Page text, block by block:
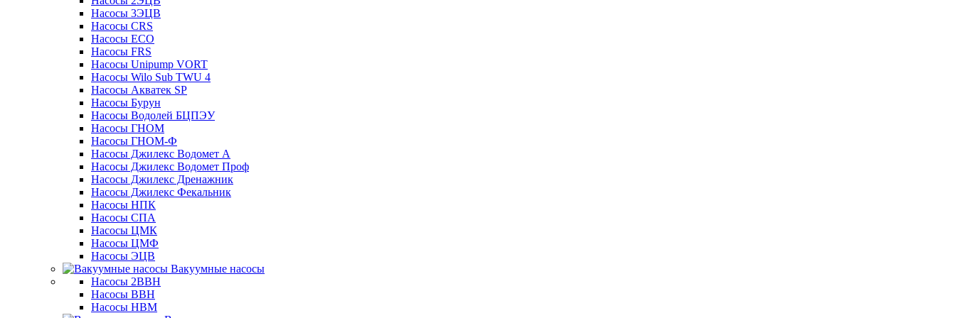
Насосы 3ЭЦВ
Насосы CRS
Насосы ECO
Насосы FRS
Насосы Unipump VORT
Насосы Wilo Sub TWU 4
Насосы Акватек SP
Насосы Бурун
Насосы Водолей БЦПЭУ
Насосы ГНОМ
Насосы ГНОМ-Ф
Насосы Джилекс Водомет А
Насосы Джилекс Водомет Проф
Насосы Джилекс Дренажник
Насосы Джилекс Фекальник
Насосы НПК
Насосы СПА
Насосы ЦМК
Насосы ЦМФ
Насосы ЭЦВ
Вакуумные насосы
Насосы 2ВВН
Насосы ВВН
Насосы НВМ